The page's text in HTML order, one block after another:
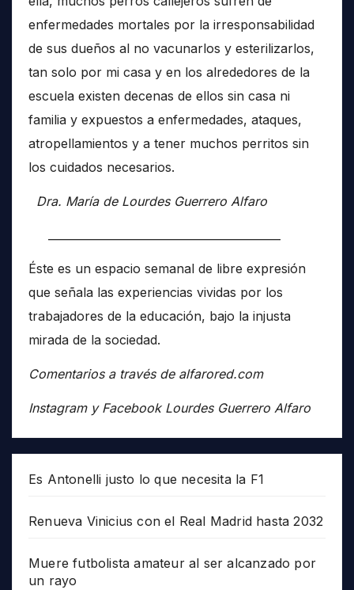
enfermedades mortales por la irresponsabilidad
de sus dueños al no vacunarlos y esterilizarlos,
tan solo por mi casa y en los alrededores de la
escuela existen decenas de ellos sin casa ni
familia y expuestos a enfermedades, ataques,
atropellamientos y a tener muchos perritos sin
los cuidados necesarios.
Dra. María de Lourdes Guerrero Alfaro
Éste es un espacio semanal de libre expresión
que señala las experiencias vividas por los
trabajadores de la educación, bajo la injusta
mirada de la sociedad.
Comentarios a través de alfarored.com
Instagram y Facebook Lourdes Guerrero Alfaro
Es Antonelli justo lo que necesita la F1
Renueva Vinicius con el Real Madrid hasta 2032
Muere futbolista amateur al ser alcanzado por
un rayo